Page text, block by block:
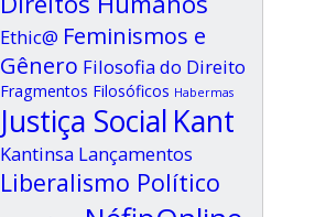
Ethic@ Feminismos e
Gênero Filosofia do Direito
Fragmentos Filosóficos Habermas
Justiça Social Kant
Kantinsa Lançamentos
Liberalismo Político